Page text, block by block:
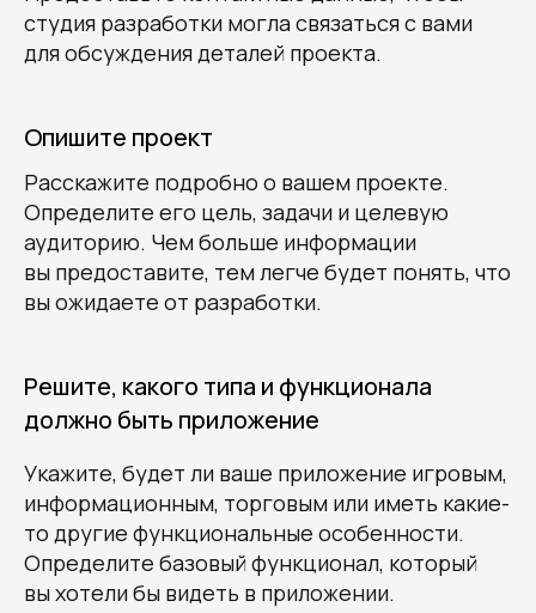
студия разработки могла связаться с вами
для обсуждения деталей проекта.
Опишите проект
Расскажите подробно о вашем проекте.
Определите его цель, задачи и целевую
аудиторию. Чем больше информации
вы предоставите, тем легче будет понять, что
вы ожидаете от разработки.
Решите, какого типа и функционала
должно быть приложение
Укажите, будет ли ваше приложение игровым,
информационным, торговым или иметь какие-
то другие функциональные особенности.
Определите базовый функционал, который
вы хотели бы видеть в приложении.